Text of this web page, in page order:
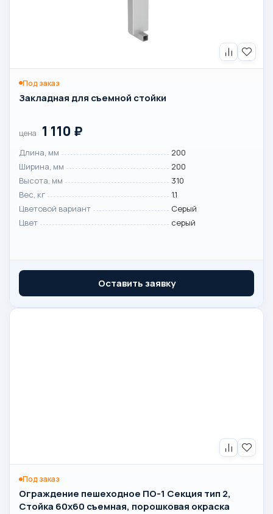
Под заказ
Закладная для съемной стойки
цена 1 110 ₽
Длина, мм
200
Ширина, мм
200
Высота, мм
310
Вес, кг
1.1
Цветовой вариант
Серый
Цвет
серый
Оставить заявку
Под заказ
Ограждение пешеходное ПО-1 Секция тип 2,
Стойка 60х60 съемная, порошковая окраска